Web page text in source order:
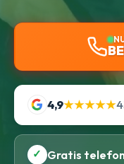
4,9★★★★★
✓ Gratis